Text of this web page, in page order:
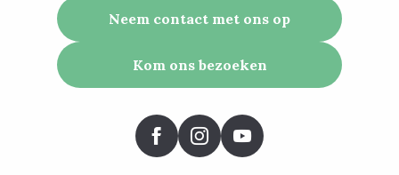
Neem contact met ons op
Kom ons bezoeken